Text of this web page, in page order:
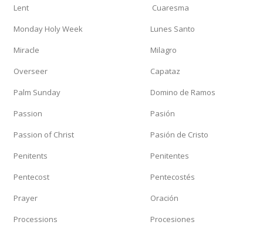
Lent
Cuaresma
Monday Holy Week
Lunes Santo
Miracle
Milagro
Overseer
Capataz
Palm Sunday
Domino de Ramos
Passion
Pasión
Passion of Christ
Pasión de Cristo
Penitents
Penitentes
Pentecost
Pentecostés
Prayer
Oración
Processions
Procesiones